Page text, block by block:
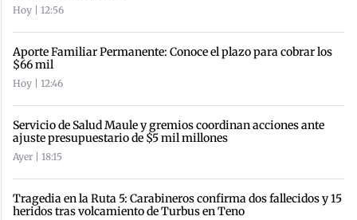
Hoy | 12:56
Aporte Familiar Permanente: Conoce el plazo para cobrar los
$66 mil
Hoy | 12:46
Servicio de Salud Maule y gremios coordinan acciones ante
ajuste presupuestario de $5 mil millones
Ayer | 18:15
Tragedia en la Ruta 5: Carabineros confirma dos fallecidos y 15
heridos tras volcamiento de Turbus en Teno